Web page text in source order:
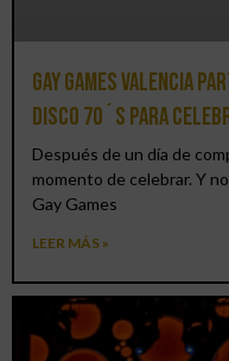
Gay Games Valencia
DISCO 70´S para
Después de un día de
momento de celebrar. Y
Gay Games
LEER MÁS »